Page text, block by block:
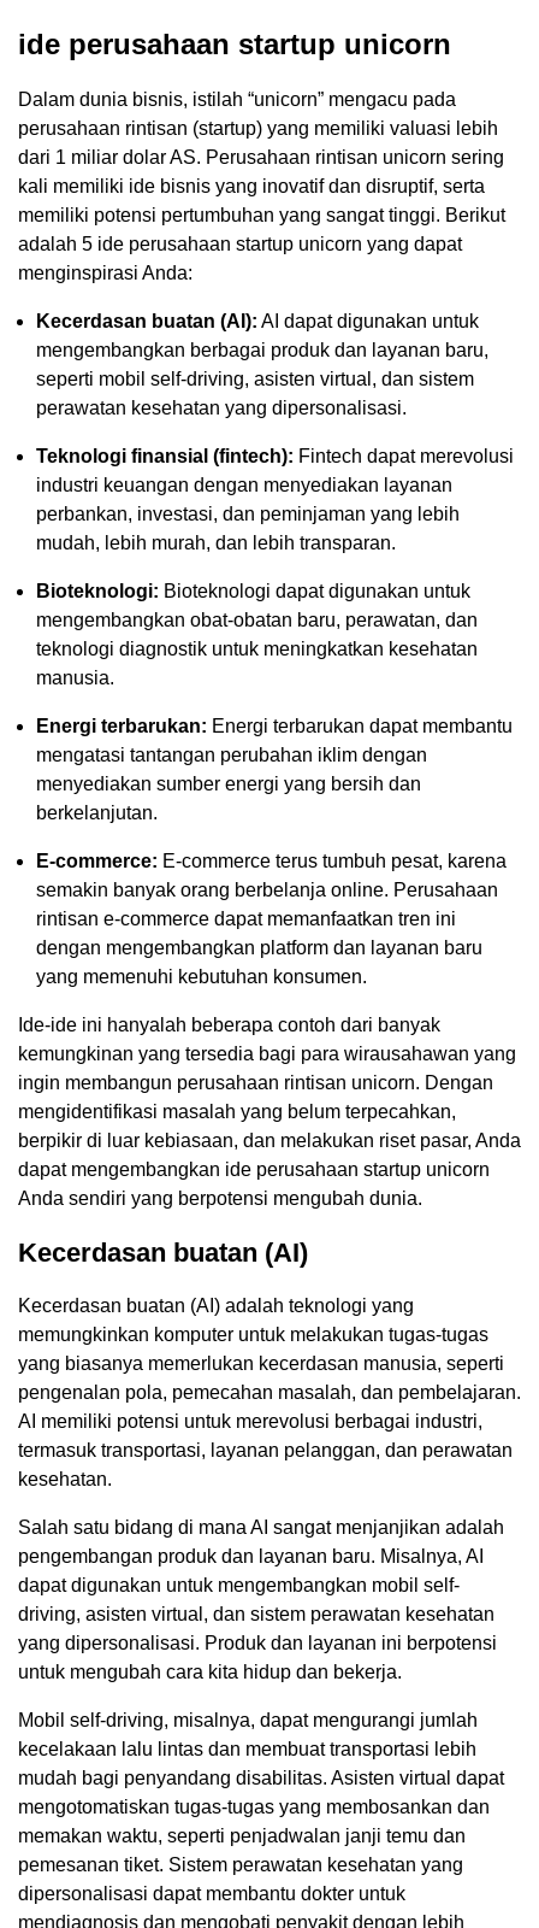
ide perusahaan startup unicorn
Dalam dunia bisnis, istilah “unicorn” mengacu pada
perusahaan rintisan (startup) yang memiliki valuasi lebih
dari 1 miliar dolar AS. Perusahaan rintisan unicorn sering
kali memiliki ide bisnis yang inovatif dan disruptif, serta
memiliki potensi pertumbuhan yang sangat tinggi. Berikut
adalah 5 ide perusahaan startup unicorn yang dapat
menginspirasi Anda:
Kecerdasan buatan (AI): AI dapat digunakan untuk
mengembangkan berbagai produk dan layanan baru,
seperti mobil self-driving, asisten virtual, dan sistem
perawatan kesehatan yang dipersonalisasi.
Teknologi finansial (fintech): Fintech dapat merevolusi
industri keuangan dengan menyediakan layanan
perbankan, investasi, dan peminjaman yang lebih
mudah, lebih murah, dan lebih transparan.
Bioteknologi: Bioteknologi dapat digunakan untuk
mengembangkan obat-obatan baru, perawatan, dan
teknologi diagnostik untuk meningkatkan kesehatan
manusia.
Energi terbarukan: Energi terbarukan dapat membantu
mengatasi tantangan perubahan iklim dengan
menyediakan sumber energi yang bersih dan
berkelanjutan.
E-commerce: E-commerce terus tumbuh pesat, karena
semakin banyak orang berbelanja online. Perusahaan
rintisan e-commerce dapat memanfaatkan tren ini
dengan mengembangkan platform dan layanan baru
yang memenuhi kebutuhan konsumen.
Ide-ide ini hanyalah beberapa contoh dari banyak
kemungkinan yang tersedia bagi para wirausahawan yang
ingin membangun perusahaan rintisan unicorn. Dengan
mengidentifikasi masalah yang belum terpecahkan,
berpikir di luar kebiasaan, dan melakukan riset pasar, Anda
dapat mengembangkan ide perusahaan startup unicorn
Anda sendiri yang berpotensi mengubah dunia.
Kecerdasan buatan (AI)
Kecerdasan buatan (AI) adalah teknologi yang
memungkinkan komputer untuk melakukan tugas-tugas
yang biasanya memerlukan kecerdasan manusia, seperti
pengenalan pola, pemecahan masalah, dan pembelajaran.
AI memiliki potensi untuk merevolusi berbagai industri,
termasuk transportasi, layanan pelanggan, dan perawatan
kesehatan.
Salah satu bidang di mana AI sangat menjanjikan adalah
pengembangan produk dan layanan baru. Misalnya, AI
dapat digunakan untuk mengembangkan mobil self-
driving, asisten virtual, dan sistem perawatan kesehatan
yang dipersonalisasi. Produk dan layanan ini berpotensi
untuk mengubah cara kita hidup dan bekerja.
Mobil self-driving, misalnya, dapat mengurangi jumlah
kecelakaan lalu lintas dan membuat transportasi lebih
mudah bagi penyandang disabilitas. Asisten virtual dapat
mengotomatiskan tugas-tugas yang membosankan dan
memakan waktu, seperti penjadwalan janji temu dan
pemesanan tiket. Sistem perawatan kesehatan yang
dipersonalisasi dapat membantu dokter untuk
mendiagnosis dan mengobati penyakit dengan lebih